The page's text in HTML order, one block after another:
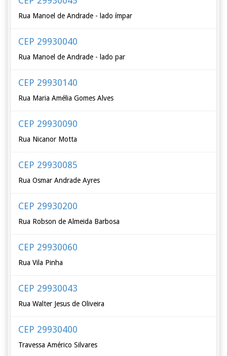
Rua Manoel de Andrade - lado ímpar
CEP 29930040
Rua Manoel de Andrade - lado par
CEP 29930140
Rua Maria Amélia Gomes Alves
CEP 29930090
Rua Nicanor Motta
CEP 29930085
Rua Osmar Andrade Ayres
CEP 29930200
Rua Robson de Almeida Barbosa
CEP 29930060
Rua Vila Pinha
CEP 29930043
Rua Walter Jesus de Oliveira
CEP 29930400
Travessa Américo Silvares